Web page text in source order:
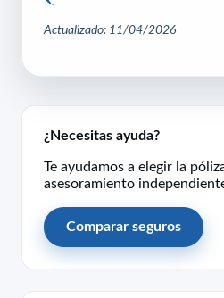
Actualizado: 11/04/2026
¿Necesitas ayuda?
Te ayudamos a elegir la
asesoramiento
Comparar seguros